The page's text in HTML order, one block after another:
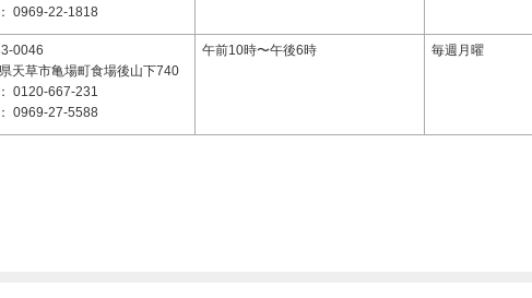
0969-22-1818
0046
天草市亀場町食場後山下740
0120-667-231
0969-27-5588
午前10時〜午後6時 毎週月曜